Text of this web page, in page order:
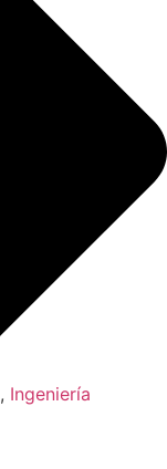
, Ingeniería